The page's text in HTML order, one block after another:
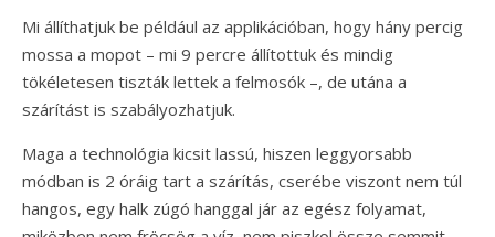
Mi állíthatjuk be például az applikációban, hogy hány percig
mossa a mopot – mi 9 percre állítottuk és mindig
tökéletesen tiszták lettek a felmosók –, de utána a
szárítást is szabályozhatjuk.
Maga a technológia kicsit lassú, hiszen leggyorsabb
módban is 2 óráig tart a szárítás, cserébe viszont nem túl
hangos, egy halk zúgó hanggal jár az egész folyamat,